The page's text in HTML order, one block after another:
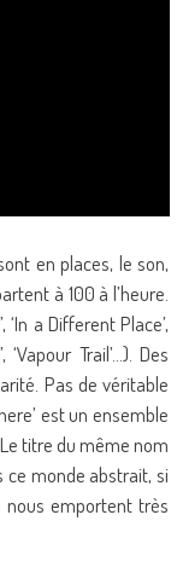
en places, le son,
à 100 à l’heure.
a Different Place’,
‘Vapour Trail’…). Des
Pas de véritable
est un ensemble
titre du même nom
ce monde abstrait, si
emportent très